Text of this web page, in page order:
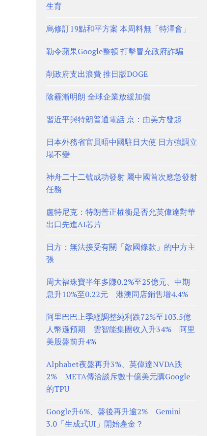
生育
烏修訂19點和平方案 本周料無「特澤會」
勒令蘋果Google整頓 打擊冒充政府詐騙
削政府支出浪費 推日版DOGE
陰霾漸明朗 全球企業放緩加價
習近平與特朗普通電話 京：由美方發起
日本外務省官員晤中國駐日大使 日方強調立
場不變
神舟二十二號成功發射 屬中國首次應急發射
任務
盧特尼克：特朗普正權衡是否允英偉達對華
出口先進AI芯片
日方：無法接受有關「敵國條款」的中方主
張
周大福珠寶半年多賺0.2%至25億元、中期
息升10%至0.22元 港澳同店銷售增4.4%
阿里巴巴上季經調整純利跌72%至103.5億
人幣遜預期 雲智能集團收入升34% 阿里
美股盤前升4%
Alphabet夜盤再升3%、英偉達NVDA跌
2% META傳洽談斥數十億美元購Google
的TPU
Google升6%、盤後再升逾2% Gemini
3.0「生成式UI」開始產金？